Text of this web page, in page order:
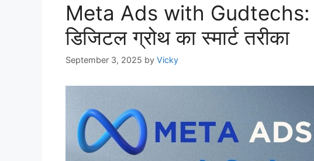
Meta Ads with
डिजिटल ग्रोथ का स्मार्ट तरीका
September 3, 2025 by Vicky